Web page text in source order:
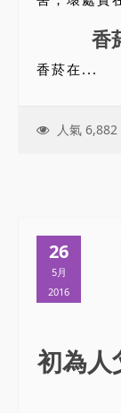
香
香菸在...
人氣
26
5月
2016
初為人